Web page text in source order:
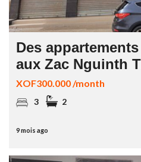
Des
aux Zac Nguinth
XOF300.000 /month
3 2
9 mois ago